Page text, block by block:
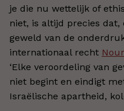
je die nu wettelijk of
niet, is altijd precies dat,
geweld van de
internationaal recht
‘Elke veroordeling van
niet begint en eindigt
Israëlische apartheid,